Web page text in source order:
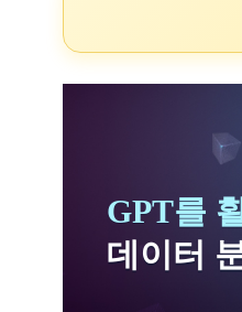
GPT를
데이터